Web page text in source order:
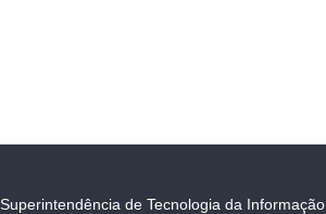
Superintendência de Tecnologia da Informação